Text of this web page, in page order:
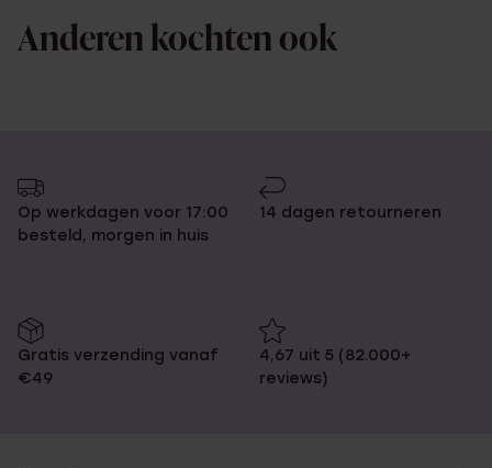
Anderen kochten ook
Op werkdagen voor 17:00
besteld, morgen in huis
14 dagen retourneren
Gratis verzending vanaf
€49
4,67 uit 5 (82.000+
reviews)